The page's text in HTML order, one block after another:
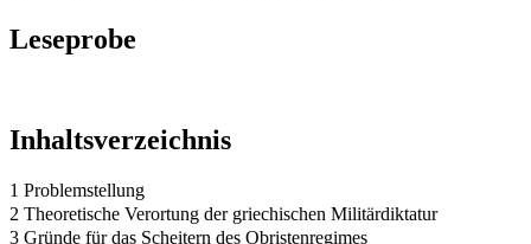
Leseprobe
Inhaltsverzeichnis
1 Problemstellung
2 Theoretische Verortung der griechischen Militärdiktatur
3 Gründe für das Scheitern des Obristenregimes